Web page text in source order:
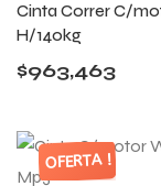
Cinta Correr C/
H/140kg
$963,463
OFERTA !